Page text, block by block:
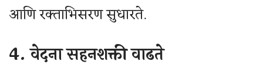
आणि रक्ताभिसरण सुधारते.
4. वेदना सहनशक्ती वाढते